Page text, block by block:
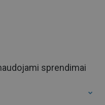
sprendimai